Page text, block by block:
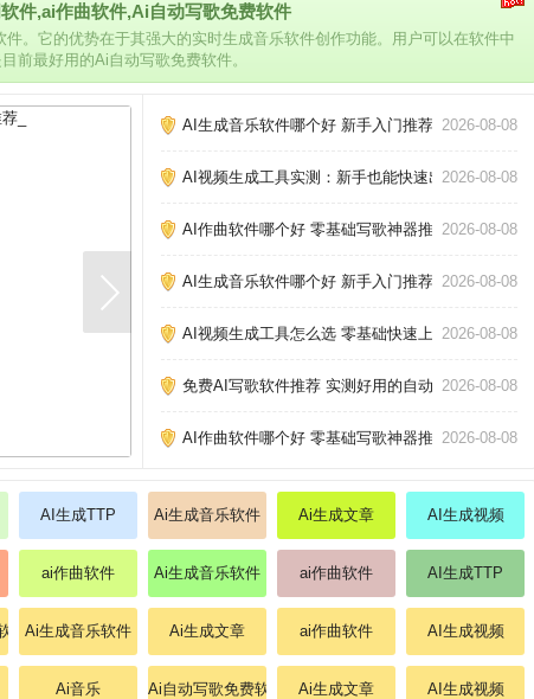
件,ai作曲软件,Ai自动写歌免费软件
。它的优势在于其强大的实时生成音乐软件创作功能。用户可以在软件中
前最好用的Ai自动写歌免费软件。
AI生成音乐软件哪个好 新手入门推荐_ 2026-08-08
AI视频生成工具实测：新手也能快速出片_2026-08-08
AI作曲软件哪个好 零基础写歌神器推荐_2026-08-08
AI生成音乐软件哪个好 新手入门推荐_ 2026-08-08
AI视频生成工具怎么选 零基础快速上手攻略_
2026-08-08
免费AI写歌软件推荐 实测好用的自动作曲工具_
2026-08-08
AI作曲软件哪个好 零基础写歌神器推荐_2026-08-08
AI生成TTP Ai生成音乐软件 Ai生成文章 AI生成视频
ai作曲软件 Ai生成音乐软件 ai作曲软件 AI生成TTP
件Ai生成音乐软件 Ai生成文章 ai作曲软件 AI生成视频
Ai音乐 Ai自动写歌免费软件 Ai生成文章 AI生成视频